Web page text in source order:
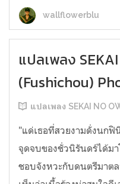
wallflowerblu
แปลเพลง
(Fushichou)
แปลเพลง SEKAI NO
"แด่เธอที่สวยงามดั่งนก
จุดจบของชั่วนิรันดร์ได้ม
ชอบจังหวะกับดนตรีมาต